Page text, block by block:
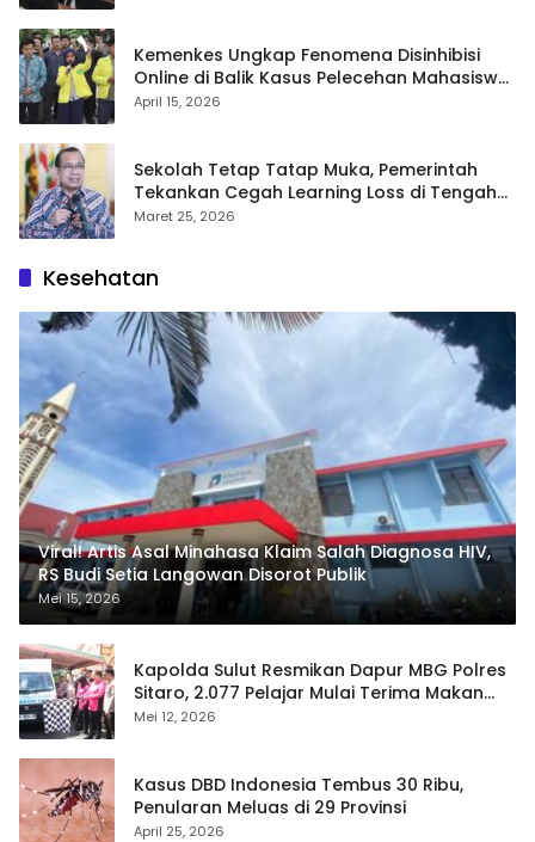
Kemenkes Ungkap Fenomena Disinhibisi
Online di Balik Kasus Pelecehan Mahasiswa
FH UI
April 15, 2026
Sekolah Tetap Tatap Muka, Pemerintah
Tekankan Cegah Learning Loss di Tengah
Krisis Global
Maret 25, 2026
Kesehatan
Viral! Artis Asal Minahasa Klaim Salah Diagnosa HIV,
RS Budi Setia Langowan Disorot Publik
Mei 15, 2026
Kapolda Sulut Resmikan Dapur MBG Polres
Sitaro, 2.077 Pelajar Mulai Terima Makan
Gratis
Mei 12, 2026
Kasus DBD Indonesia Tembus 30 Ribu,
Penularan Meluas di 29 Provinsi
April 25, 2026